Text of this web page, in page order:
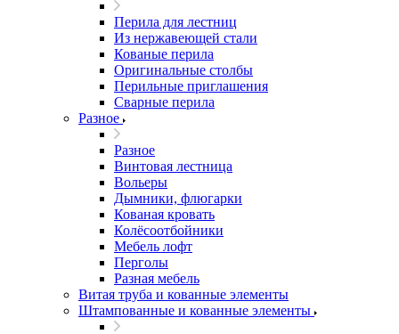
Перила для лестниц
Из нержавеющей стали
Кованые перила
Оригинальные столбы
Перильные приглашения
Сварные перила
Разное
Разное
Винтовая лестница
Вольеры
Дымники, флюгарки
Кованая кровать
Колёсоотбойники
Мебель лофт
Перголы
Разная мебель
Витая труба и кованные элементы
Штампованные и кованные элементы